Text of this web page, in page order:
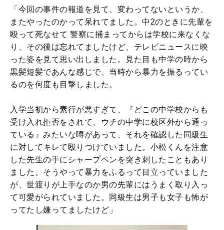
「今回の事件の報道を見て、変わってないというか、
またやったのかって呆れてました。中2のときに先輩を
殴って死なせて 警察に捕まってからは学校に来なくな
り、その後は忘れてましたけど、テレビニュースに映
った姿を見て思い出しました。見た目も中学の時から
黒髪短髪であんな感じで、当時から暴力を振るってい
るのを何度も目撃しました。
入学当初から素行が悪すぎて、『どこの中学校からも
受け入れ拒否をされて、ウチの中学に校区外から通っ
ている』みたいな噂があって、それを確認した同級生
に対してキレて殴りつけていました。小松くんを注意
した先生の手にシャープペンを突き刺したこともあり
ました。そうやって暴力をふるって目立っていました
が、世渡りが上手なのか男の先輩にはうまく取り入っ
て可愛がられていました。同級生は男子も女子も怖が
ってたし嫌ってましたけど」